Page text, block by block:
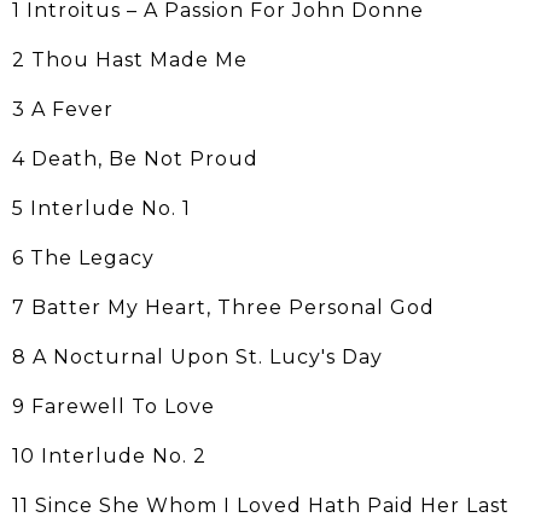
1 Introitus‎ ‎– A Passion For John Donne
2 Thou Hast Made Me
3 A Fever
4 Death, Be Not Proud
5 Interlude No. 1
6 The Legacy
7 Batter My Heart, Three Personal God
8 A Nocturnal Upon St. Lucy's Day
9 Farewell To Love
10 Interlude No. 2
11 Since She Whom I Loved Hath Paid Her Last